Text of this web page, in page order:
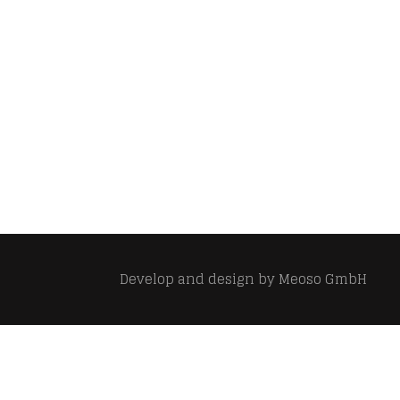
Develop and design byMeoso GmbH